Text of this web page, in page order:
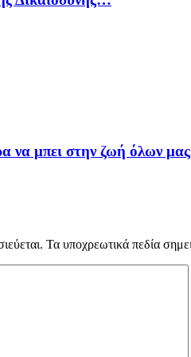
να μπει στην ζωή όλων μας
Τα υποχρεωτικά πεδία